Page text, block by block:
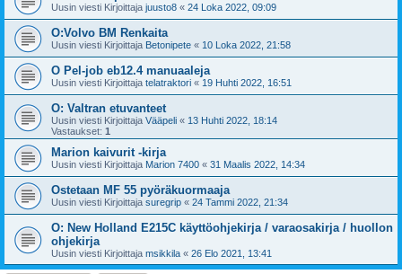
Uusin viesti Kirjoittaja juusto8 « 24 Loka 2022, 09:09
O:Volvo BM Renkaita
Uusin viesti Kirjoittaja Betonipete « 10 Loka 2022, 21:58
O Pel-job eb12.4 manuaaleja
Uusin viesti Kirjoittaja telatraktori « 19 Huhti 2022, 16:51
O: Valtran etuvanteet
Uusin viesti Kirjoittaja Vääpeli « 13 Huhti 2022, 18:14
Vastaukset: 1
Marion kaivurit -kirja
Uusin viesti Kirjoittaja Marion 7400 « 31 Maalis 2022, 14:34
Ostetaan MF 55 pyöräkuormaaja
Uusin viesti Kirjoittaja suregrip « 24 Tammi 2022, 21:34
O: New Holland E215C käyttöohjekirja / varaosakirja / huollon
ohjekirja
Uusin viesti Kirjoittaja msikkila « 26 Elo 2021, 13:41